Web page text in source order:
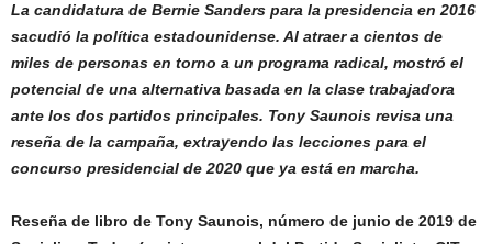
La candidatura de Bernie Sanders para la presidencia en 2016
sacudió la política estadounidense. Al atraer a cientos de
miles de personas en torno a un programa radical, mostró el
potencial de una alternativa basada en la clase trabajadora
ante los dos partidos principales. Tony Saunois revisa una
reseña de la campaña, extrayendo las lecciones para el
concurso presidencial de 2020 que ya está en marcha.
Reseña de libro de Tony Saunois, número de junio de 2019 de